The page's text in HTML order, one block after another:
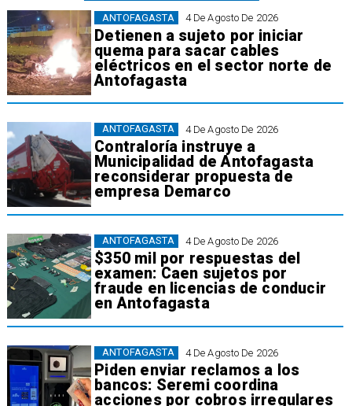
4 De Agosto De 2026
Detienen a sujeto por iniciar
quema para sacar cables
eléctricos en el sector norte de
Antofagasta
ANTOFAGASTA
4 De Agosto De 2026
Contraloría instruye a
Municipalidad de Antofagasta
reconsiderar propuesta de
empresa Demarco
ANTOFAGASTA
4 De Agosto De 2026
$350 mil por respuestas del
examen: Caen sujetos por
fraude en licencias de conducir
en Antofagasta
ANTOFAGASTA
4 De Agosto De 2026
Piden enviar reclamos a los
bancos: Seremi coordina
acciones por cobros irregulares
ANTOFAGASTA